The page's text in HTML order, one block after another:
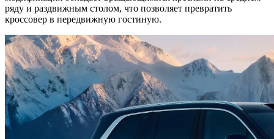
ряду и раздвижным столом, что позволяет превратить
кроссовер в передвижную гостиную.